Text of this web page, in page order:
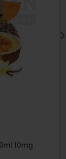
10mg